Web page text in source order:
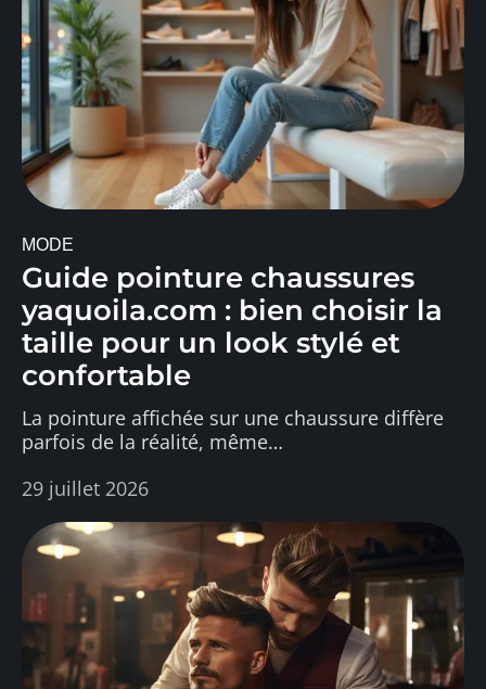
MODE
Guide pointure chaussures
yaquoila.com : bien choisir la
taille pour un look stylé et
confortable
La pointure affichée sur une chaussure diffère
parfois de la réalité, même…
29 juillet 2026